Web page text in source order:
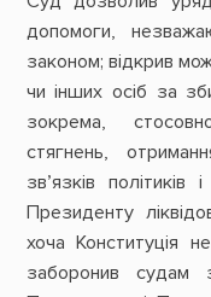
допомоги,
законом; відкрив
чи інших осіб за
зокрема,
стягнень,
зв’язків політиків
Президенту
хоча Конституція
заборонив судам